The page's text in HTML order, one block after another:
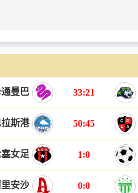
曼巴 33:21
拉斯港 50:45
女足 1:0
安沙 0:0